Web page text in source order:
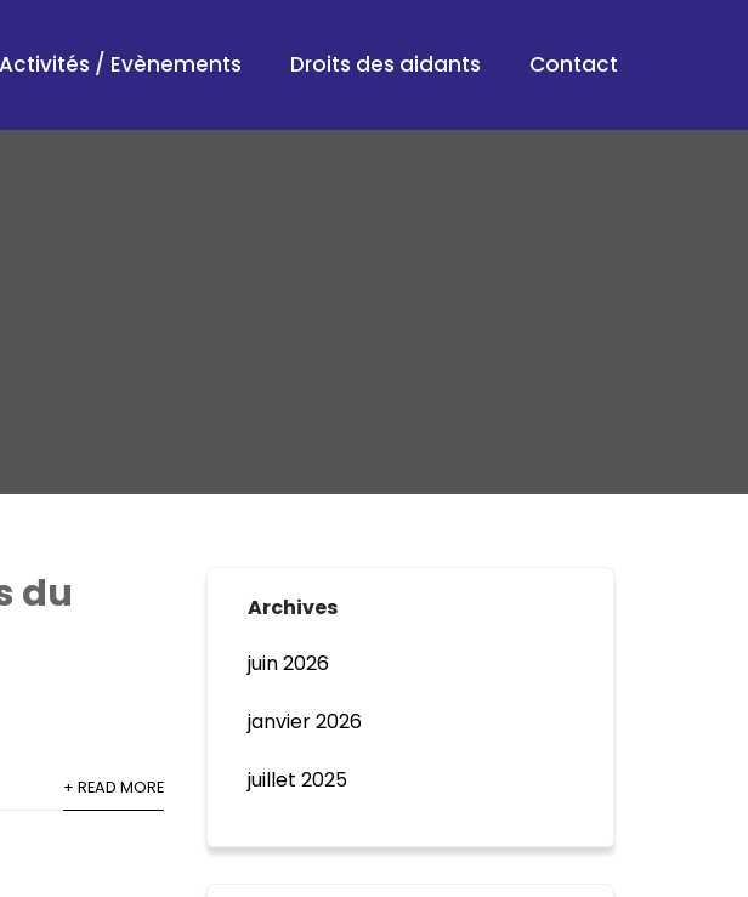
Activités / Evènements Droits des aidants Contact
du
+ READ MORE
Archives
juin 2026
janvier 2026
juillet 2025